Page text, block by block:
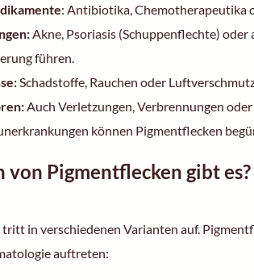
: Antibiotika, Chemotherapeutika
Akne, Psoriasis(Schuppenflechte) oder
führen.
Schadstoffe, Rauchen oder
Auch Verletzungen, Verbrennungen
können Pigmentflecken
Pigmentflecken gibt es?
in verschiedenen Varianten auf.
auftreten: